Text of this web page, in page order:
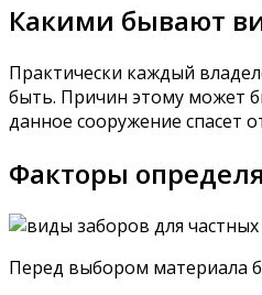
Какими бывают
Практически каждый
быть. Причин этому может
данное сооружение спасет
Факторы
Перед выбором материала